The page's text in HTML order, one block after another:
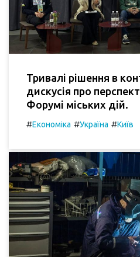
Тривалі рішення в
дискусія про
Форумі міських дій.
#Економіка #Україна #Київ